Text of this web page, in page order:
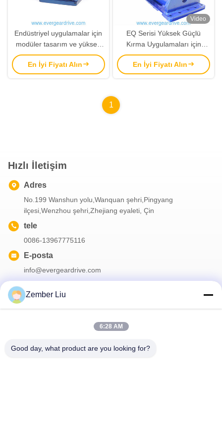
Endüstriyel uygulamalar için
modüler tasarım ve yüksek
şok karşıtı performanslı EQ
Serisi Sağ Köşeli Gezegen
Düğmesi Redüktörü
En İyi Fiyatı Alın
Video
EQ Serisi Yüksek Güçlü
Kırma Uygulamaları için
Modüler Tasarımlı Sağ Köşeli
Gezegen Düğmesi
Redüktörü
En İyi Fiyatı Alın
1
Hızlı İletişim
Adres
No.199 Wanshun yolu,Wanquan şehri,Pingyang
ilçesi,Wenzhou şehri,Zhejiang eyaleti, Çin
tele
0086-13967775116
E-posta
info@evergeardrive.com
Zember Liu
6:28 AM
Good day, what product are you looking for?